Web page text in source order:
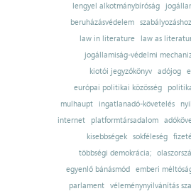
lengyel alkotmánybíróság
beruházásvédelem
law in literature
law as
jogállamiság-védelmi
kiotói jegyzőkönyv adójog
európai politikai közösség
mulhaupt
ingatlanadó-követelés
internet
platformtársadalom
kisebbségek sokféleség
többségi demokrácia;
egyenlő bánásmód emberi
parlament
véleménynyilvánítás